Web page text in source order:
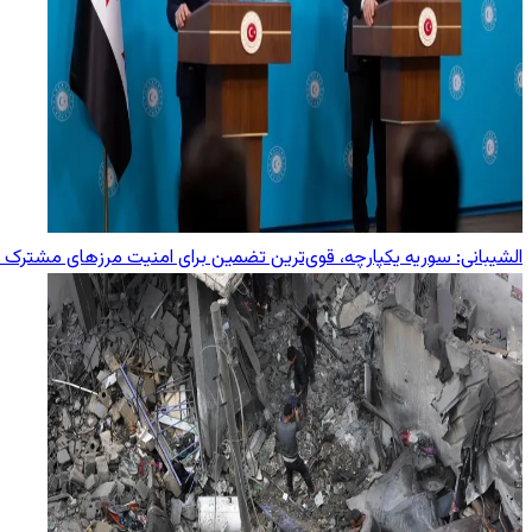
الشیبانی: سوریه یکپارچه، قوی‌ترین تضمین برای امنیت مرزهای مشترک